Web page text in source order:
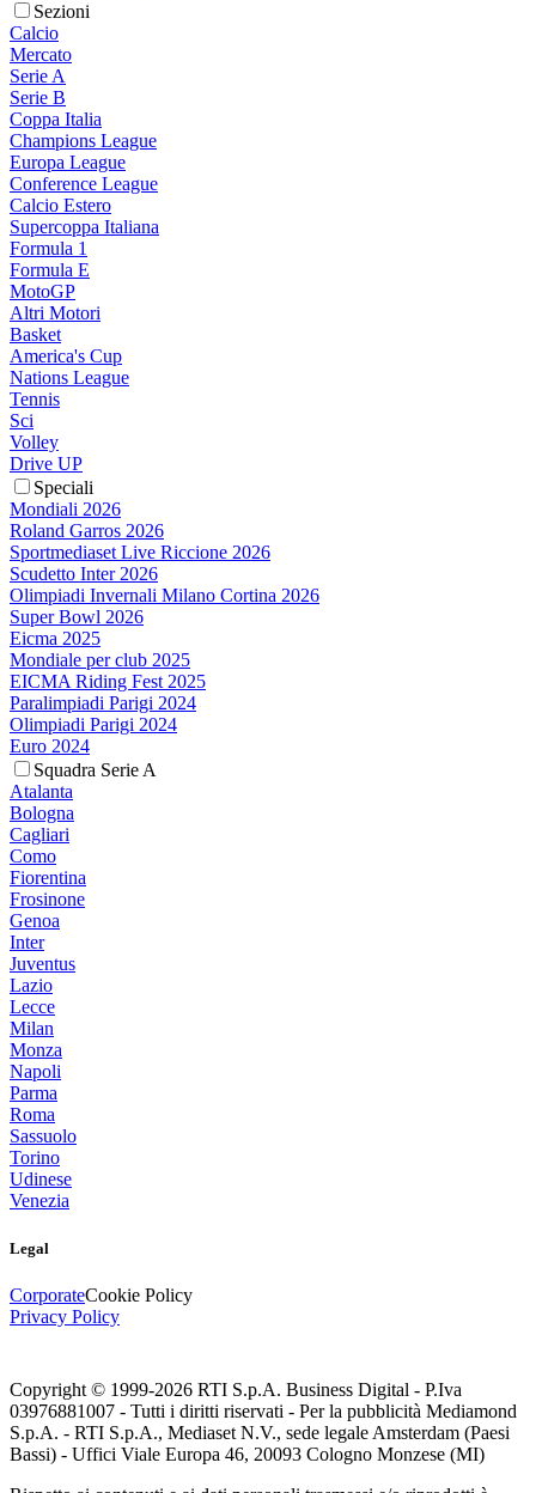
Sezioni
Calcio
Mercato
Serie A
Serie B
Coppa Italia
Champions League
Europa League
Conference League
Calcio Estero
Supercoppa Italiana
Formula 1
Formula E
MotoGP
Altri Motori
Basket
America's Cup
Nations League
Tennis
Sci
Volley
Drive UP
Speciali
Mondiali 2026
Roland Garros 2026
Sportmediaset Live Riccione 2026
Scudetto Inter 2026
Olimpiadi Invernali Milano Cortina 2026
Super Bowl 2026
Eicma 2025
Mondiale per club 2025
EICMA Riding Fest 2025
Paralimpiadi Parigi 2024
Olimpiadi Parigi 2024
Euro 2024
Squadra Serie A
Atalanta
Bologna
Cagliari
Como
Fiorentina
Frosinone
Genoa
Inter
Juventus
Lazio
Lecce
Milan
Monza
Napoli
Parma
Roma
Sassuolo
Torino
Udinese
Venezia
Legal
CorporateCookie Policy
Privacy Policy
Copyright © 1999-2026 RTI S.p.A. Business Digital - P.Iva
03976881007 - Tutti i diritti riservati - Per la pubblicità Mediamond
S.p.A. - RTI S.p.A., Mediaset N.V., sede legale Amsterdam (Paesi
Bassi) - Uffici Viale Europa 46, 20093 Cologno Monzese (MI)